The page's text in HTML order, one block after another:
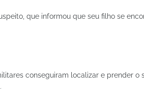
que informou que seu filho se
conseguiram localizar e prender o